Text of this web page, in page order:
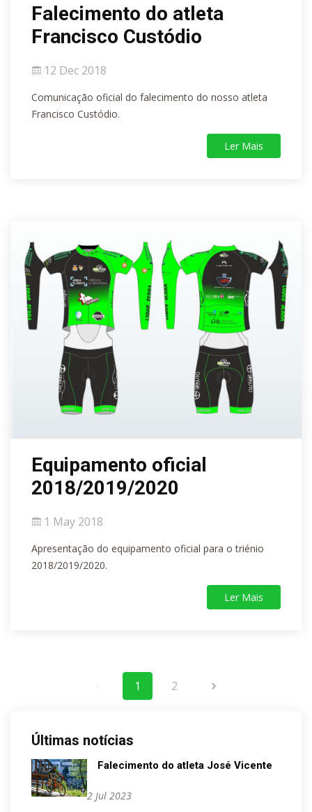
Falecimento do atleta
Francisco Custódio
12 Dec 2018
Comunicação oficial do falecimento do nosso atleta
Francisco Custódio.
Ler Mais
Equipamento oficial
2018/2019/2020
1 May 2018
Apresentação do equipamento oficial para o triénio
2018/2019/2020.
Ler Mais
1 2
Últimas notícias
Falecimento do atleta José Vicente
2 Jul 2023